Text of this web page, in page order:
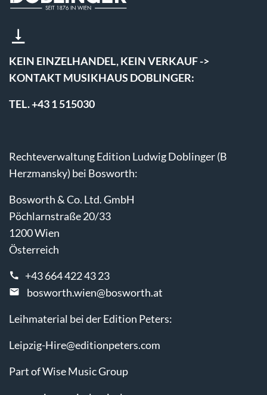
KEIN EINZELHANDEL, KEIN VERKAUF ->
KONTAKT MUSIKHAUS DOBLINGER:
TEL. +43 1 515030
Rechteverwaltung Edition Ludwig Doblinger (B
Herzmansky) bei Bosworth:
Bosworth & Co. Ltd. GmbH
Pöchlarnstraße 20/33
1200 Wien
Österreich
+43 664 422 43 23
bosworth.wien@bosworth.at
Leihmaterial bei der Edition Peters:
Leipzig-Hire@editionpeters.com
Part of Wise Music Group